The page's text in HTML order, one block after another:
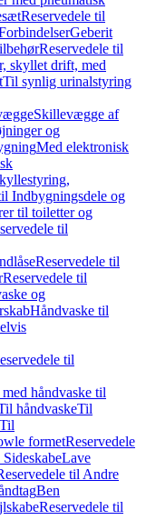
Reservedele til
Geberit
Reservedele til
skyllet drift, med
Til synlig urinalstyring
Skillevægge af
og
Med elektronisk
Indbygningsdele og
til toiletter og
til
Reservedele til
Reservedele til
og
Håndvaske til
til
håndvaske til
håndvaskeTil
Til
formetReservedele
Lave
til Andre
Ben
Reservedele til